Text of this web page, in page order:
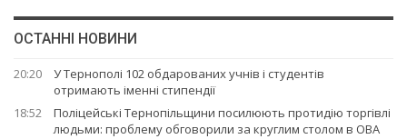
ОСТАННІ НОВИНИ
20:20
У Тернополі 102 обдарованих учнів і студентів
отримають іменні стипендії
18:52
Поліцейські Тернопільщини посилюють протидію торгівлі
людьми: проблему обговорили за круглим столом в ОВА